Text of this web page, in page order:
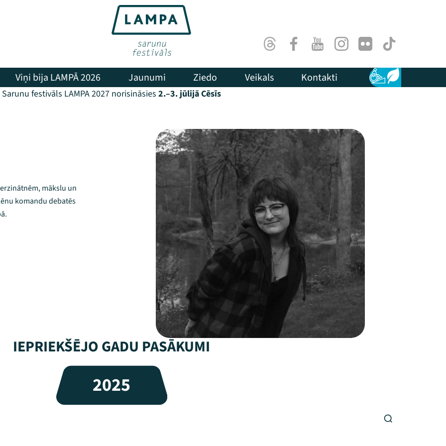
ThreadsFacebookYoutubeInstagram
Flick TikTok
Viņi bija LAMPĀ 2026 Jaunumi Ziedo Veikals Kontakti Pieejamība
Ilgtspēja
Sarunu festivāls LAMPA 2027 norisināsies 2.–3. jūlijā Cēsīs
mākslu un
komandu debatēs
IEPRIEKŠĒJO GADU PASĀKUMI
2025